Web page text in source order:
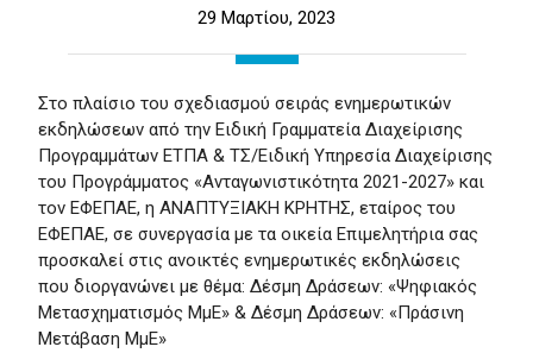
29 Μαρτίου, 2023
Στο πλαίσιο του σχεδιασμού σειράς ενημερωτικών
εκδηλώσεων από την Ειδική Γραμματεία Διαχείρισης
Προγραμμάτων ΕΤΠΑ & ΤΣ/Ειδική Υπηρεσία Διαχείρισης
του Προγράμματος «Ανταγωνιστικότητα 2021-2027» και
τον ΕΦΕΠΑΕ, η ΑΝΑΠΤΥΞΙΑΚΗ ΚΡΗΤΗΣ, εταίρος του
ΕΦΕΠΑΕ, σε συνεργασία με τα οικεία Επιμελητήρια σας
προσκαλεί στις ανοικτές ενημερωτικές εκδηλώσεις
που διοργανώνει με θέμα: Δέσμη Δράσεων: «Ψηφιακός
Μετασχηματισμός ΜμΕ» & Δέσμη Δράσεων: «Πράσινη
Μετάβαση ΜμΕ»